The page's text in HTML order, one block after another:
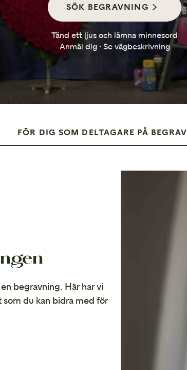
SÖK BEGRAVNING
Tänd ett ljus och lämna minnesord
Anmäl dig · Se vägbeskrivning
FÖR DIG SOM DELTAGARE PÅ
begravning. Här har vi
du kan bidra med för